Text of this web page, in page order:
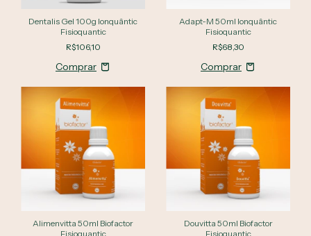
Dentalis Gel 100g Ionquântic
Fisioquantic
R$106,10
Adapt-M 50ml Ionquântic
Fisioquantic
R$68,30
Alimenvitta 50ml Biofactor
Fisioquantic
Douvitta 50ml Biofactor
Fisioquantic